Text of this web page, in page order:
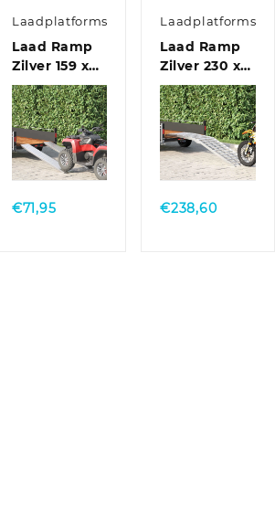
Laadplatforms
Laad Ramp
Zilver 159 x
23 x 5 cm
Gegalvaniseerd
staal
Quick
View
€71,95
Laadplatforms
Laad Ramp
Zilver 230 x
44 x 13 cm
Aluminium
Quick
View
€238,60